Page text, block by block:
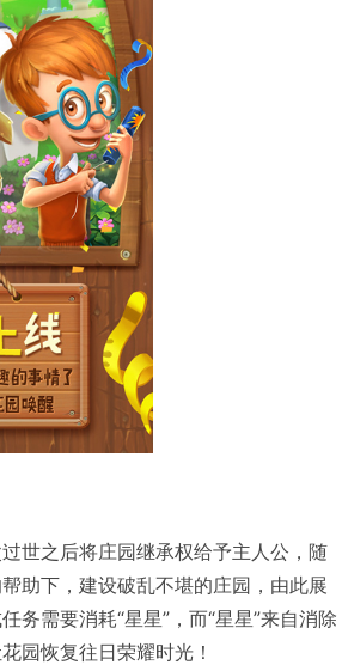
世之后将庄园继承权给予主人公，随
助下，建设破乱不堪的庄园，由此展
务需要消耗“星星”，而“星星”来自消除
园恢复往日荣耀时光！